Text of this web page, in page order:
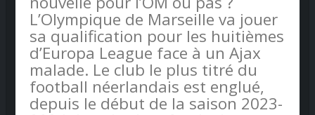
L’Olympique de Marseille va jouer
sa qualification pour les huitièmes
d’Europa League face à un Ajax
malade. Le club le plus titré du
football néerlandais est englué,
depuis le début de la saison 2023-